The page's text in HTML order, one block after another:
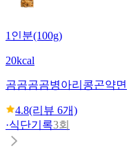
1인분(100g)
20kcal
곰곰곰곰병아리콩곤약면
4.8(리뷰 6개)
·식단기록3회